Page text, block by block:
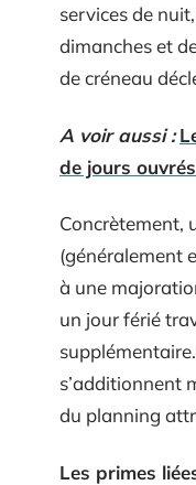
services de
dimanches et
de créneau
A voir aussi :
de jours
Concrètement,
(généralement
à une
un jour férié
s’additionnent
du planning
Les primes